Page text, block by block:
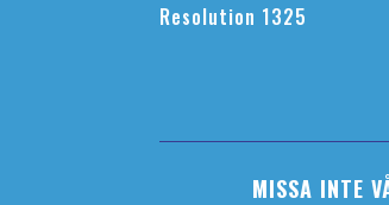
Resolution 1325
MISSA INTE